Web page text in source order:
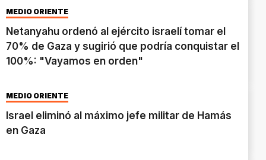
causando varios heridos.
MEDIO ORIENTE
Netanyahu ordenó al ejército israelí tomar el
70% de Gaza y sugirió que podría conquistar el
100%: "Vayamos en orden"
MEDIO ORIENTE
Israel eliminó al máximo jefe militar de Hamás
en Gaza